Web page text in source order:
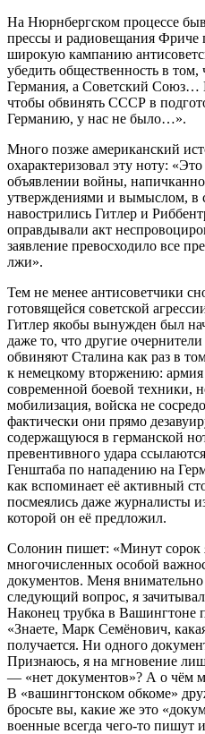
На Нюрнбергском процессе
прессы и радиовещания Фриче
широкую кампанию
убедить общественность в
Германия, а Советский Союз…
чтобы обвинять СССР в
Германию, у нас не было…».
Много позже американский
охарактеризовал эту ноту:
объявлении войны,
утверждениями и вымыслом, в
навострились Гитлер и
оправдывали акт
заявление превосходило все
лжи».
Тем не менее антисоветчики
готовящейся советской
Гитлер якобы вынужден был
даже то, что другие
обвиняют Сталина как раз в
к немецкому вторжению: армия
современной боевой техники,
мобилизация, войска не
фактически они прямо
содержащуюся в германской
превентивного удара
Генштаба по нападению на
как вспоминает её активный
посмеялись даже журналисты
которой он её предложил.
Солонин пишет: «Минут сорок
многочисленных особой
документов. Меня
следующий вопрос, я
Наконец трубка в Вашингтоне
«Знаете, Марк Семёнович,
получается. Ни одного
Признаюсь, я на мгновение
— «нет документов»? А о чём
В «вашингтонском обкоме»
бросьте вы, какие же это
военные всегда чего-то пишут